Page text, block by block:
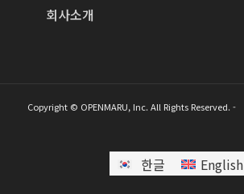
회사소개
Copyright © OPENMARU, Inc. All Rights Reserved. -
한글 English